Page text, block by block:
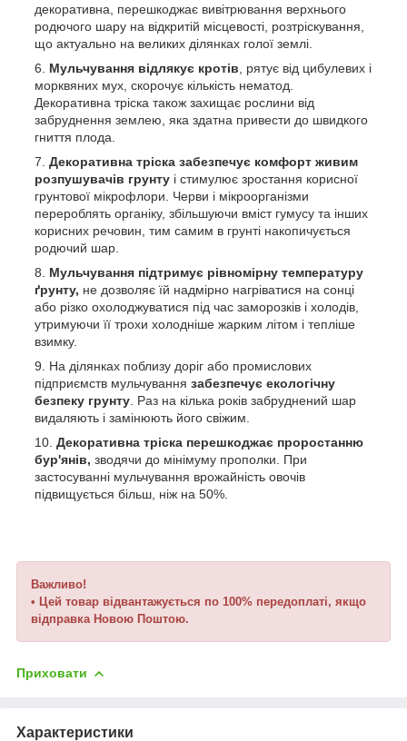
декоративна, перешкоджає вивітрювання верхнього
родючого шару на відкритій місцевості, розтріскування,
що актуально на великих ділянках голої землі.
Мульчування відлякує кротів , рятує від цибулевих і
морквяних мух, скорочує кількість нематод.
Декоративна тріска також захищає рослини від
забруднення землею, яка здатна привести до швидкого
гниття плода.
Декоративна тріска забезпечує комфорт живим
розпушувачів грунту і стимулює зростання корисної
грунтової мікрофлори. Черви і мікроорганізми
перероблять органіку, збільшуючи вміст гумусу та інших
корисних речовин, тим самим в грунті накопичується
родючий шар.
Мульчування підтримує рівномірну температуру
ґрунту, не дозволяє їй надмірно нагріватися на сонці
або різко охолоджуватися під час заморозків і холодів,
утримуючи її трохи холодніше жарким літом і тепліше
взимку.
На ділянках поблизу доріг або промислових
підприємств мульчування забезпечує екологічну
безпеку грунту . Раз на кілька років забруднений шар
видаляють і замінюють його свіжим.
Декоративна тріска перешкоджає проростанню
бур'янів, зводячи до мінімуму прополки. При
застосуванні мульчування врожайність овочів
підвищується більш, ніж на 50%.
Важливо!
• Цей товар відвантажується по 100% передоплаті, якщо
відправка Новою Поштою.
Приховати
Характеристики